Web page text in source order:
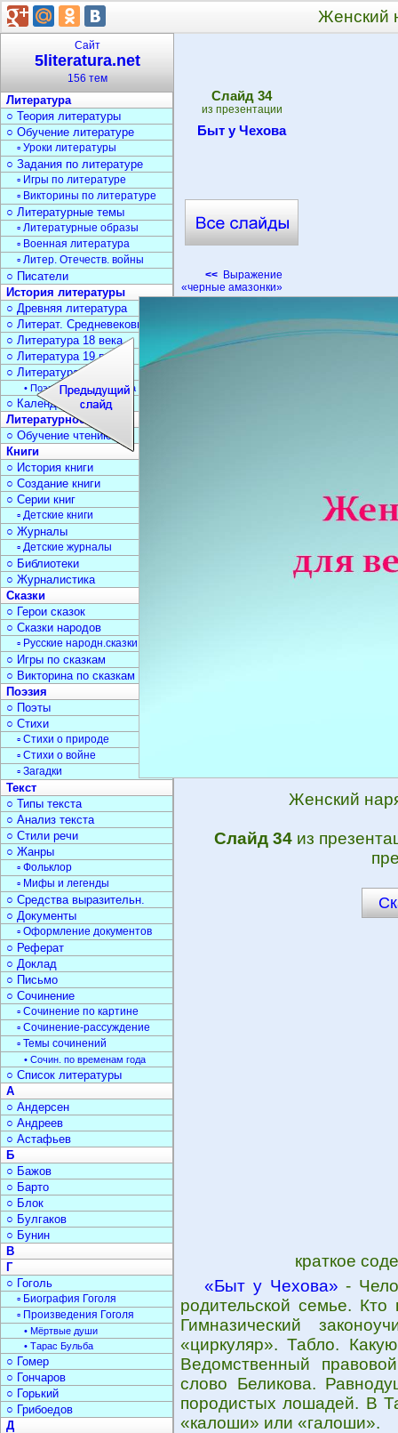
Женский
Cлайд 34
из презентации
Быт у Чехова
<< Выражение
«черные амазонки»
Женский
Слайд 34 из
краткое
«Быт у Чехова» -
родительской семье.
Гимназический
«циркуляр». Табло.
Ведомственный
слово Беликова.
породистых лошадей. В
«калоши» или «галоши».
Сайт
5literatura.net
156 тем
Литература
○ Теория литературы
○ Обучение литературе
▫ Уроки литературы
○ Задания по литературе
▫ Игры по литературе
▫ Викторины по литературе
○ Литературные темы
▫ Литературные образы
▫ Военная литература
▫ Литер. Отечеств. войны
○ Писатели
История литературы
○ Древняя литература
○ Литерат. Средневековья
○ Литература 18 века
○ Литература 19 века
○ Литература 20 века
• Поэзия Серебрян. века
○ Календарь дат
Литературное чтение
○ Обучение чтению
Книги
○ История книги
○ Создание книги
○ Серии книг
▫ Детские книги
○ Журналы
▫ Детские журналы
○ Библиотеки
○ Журналистика
Сказки
○ Герои сказок
○ Сказки народов
▫ Русские народн.сказки
○ Игры по сказкам
○ Викторина по сказкам
Поэзия
○ Поэты
○ Стихи
▫ Стихи о природе
▫ Стихи о войне
▫ Загадки
Текст
○ Типы текста
○ Анализ текста
○ Стили речи
○ Жанры
▫ Фольклор
▫ Мифы и легенды
○ Средства выразительн.
○ Документы
▫ Оформление документов
○ Реферат
○ Доклад
○ Письмо
○ Сочинение
▫ Сочинение по картине
▫ Сочинение-рассуждение
▫ Темы сочинений
• Сочин. по временам года
○ Список литературы
А
○ Андерсен
○ Андреев
○ Астафьев
Б
○ Бажов
○ Барто
○ Блок
○ Булгаков
○ Бунин
В
Г
○ Гоголь
▫ Биография Гоголя
▫ Произведения Гоголя
• Мёртвые души
• Тарас Бульба
○ Гомер
○ Гончаров
○ Горький
○ Грибоедов
Д